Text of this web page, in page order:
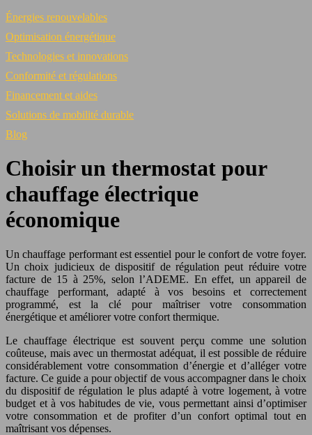
Énergies renouvelables
Optimisation énergétique
Technologies et innovations
Conformité et régulations
Financement et aides
Solutions de mobilité durable
Blog
Choisir un thermostat pour
chauffage électrique
économique
Un chauffage performant est essentiel pour le confort de votre foyer.
Un choix judicieux de dispositif de régulation peut réduire votre
facture de 15 à 25%, selon l’ADEME. En effet, un appareil de
chauffage performant, adapté à vos besoins et correctement
programmé, est la clé pour maîtriser votre consommation
énergétique et améliorer votre confort thermique.
Le chauffage électrique est souvent perçu comme une solution
coûteuse, mais avec un thermostat adéquat, il est possible de réduire
considérablement votre consommation d’énergie et d’alléger votre
facture. Ce guide a pour objectif de vous accompagner dans le choix
du dispositif de régulation le plus adapté à votre logement, à votre
budget et à vos habitudes de vie, vous permettant ainsi d’optimiser
votre consommation et de profiter d’un confort optimal tout en
maîtrisant vos dépenses.